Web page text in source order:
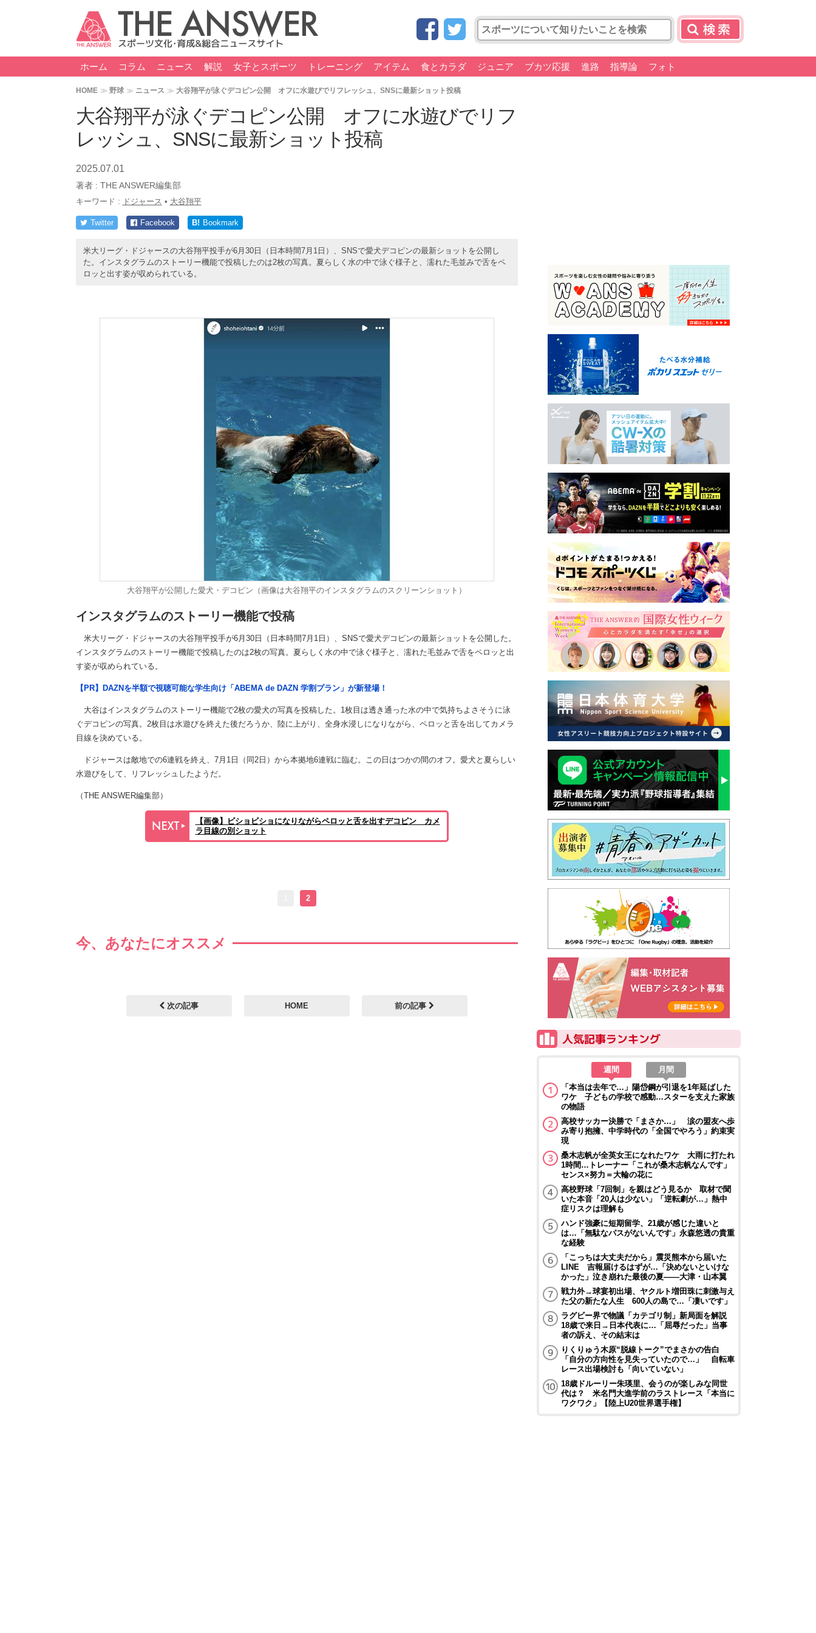
ホーム コラム ニュース 解説 女子とスポーツ トレーニング アイテム 食とカラダ ジュニア ブカツ応援 進路 指導論 フォト
HOME 野球 ニュース 大谷翔平が泳ぐデコピン公開 オフに水遊びでリフレッシュ、SNSに最新ショット投稿
大谷翔平が泳ぐデコピン公開 オフに水遊びでリフ
レッシュ、SNSに最新ショット投稿
2025.07.01
著者 : THE ANSWER編集部
キーワード : ドジャース • 大谷翔平
Twitter Facebook B! Bookmark
米大リーグ・ドジャースの大谷翔平投手が6月30日（日本時間7月1日）、SNSで愛犬デコピンの最新ショットを公開し
た。インスタグラムのストーリー機能で投稿したのは2枚の写真。夏らしく水の中で泳ぐ様子と、濡れた毛並みで舌をペ
ロッと出す姿が収められている。
大谷翔平が公開した愛犬・デコピン（画像は大谷翔平のインスタグラムのスクリーンショット）
インスタグラムのストーリー機能で投稿
米大リーグ・ドジャースの大谷翔平投手が6月30日（日本時間7月1日）、SNSで愛犬デコピンの最新ショットを公開した。
インスタグラムのストーリー機能で投稿したのは2枚の写真。夏らしく水の中で泳ぐ様子と、濡れた毛並みで舌をペロッと出
す姿が収められている。
【PR】DAZNを半額で視聴可能な学生向け「ABEMA de DAZN 学割プラン」が新登場！
大谷はインスタグラムのストーリー機能で2枚の愛犬の写真を投稿した。1枚目は透き通った水の中で気持ちよさそうに泳
ぐデコピンの写真。2枚目は水遊びを終えた後だろうか、陸に上がり、全身水浸しになりながら、ペロッと舌を出してカメラ
目線を決めている。
ドジャースは敵地での6連戦を終え、7月1日（同2日）から本拠地6連戦に臨む。この日はつかの間のオフ。愛犬と夏らしい
水遊びをして、リフレッシュしたようだ。
（THE ANSWER編集部）
【画像】ビショビショになりながらペロッと舌を出すデコピン カメ
ラ目線の別ショット
2
今、あなたにオススメ
次の記事 HOME 前の記事
週間
月間
「本当は去年で…」陽岱鋼が引退を1年延ばした
ワケ 子どもの学校で感動…スターを支えた家族
の物語
高校サッカー決勝で「まさか…」 涙の盟友へ歩
み寄り抱擁、中学時代の「全国でやろう」約束実
現
桑木志帆が全英女王になれたワケ 大雨に打たれ
1時間…トレーナー「これが桑木志帆なんです」
センス×努力＝大輪の花に
高校野球「7回制」を親はどう見るか 取材で聞
いた本音「20人は少ない」「逆転劇が…」熱中
症リスクは理解も
ハンド強豪に短期留学、21歳が感じた違いと
は…「無駄なパスがないんです」永森悠透の貴重
な経験
「こっちは大丈夫だから」震災熊本から届いた
LINE 吉報届けるはずが…「決めないといけな
かった」泣き崩れた最後の夏――大津・山本翼
戦力外→球宴初出場、ヤクルト増田珠に刺激与え
た父の新たな人生 600人の島で…「凄いです」
ラグビー界で物議「カテゴリ制」新局面を解説
18歳で来日→日本代表に…「屈辱だった」当事
者の訴え、その結末は
りくりゅう木原“脱線トーク”でまさかの告白
「自分の方向性を見失っていたので…」 自転車
レース出場検討も「向いていない」
18歳ドルーリー朱瑛里、会うのが楽しみな同世
代は？ 米名門大進学前のラストレース「本当に
ワクワク」【陸上U20世界選手権】